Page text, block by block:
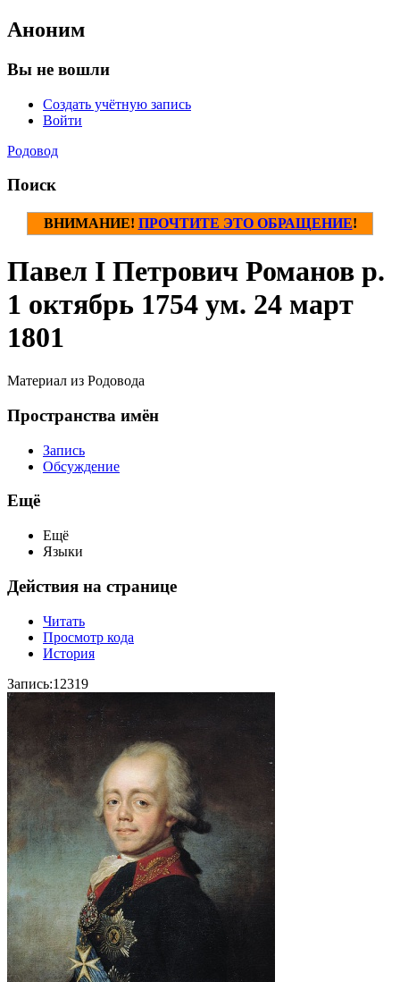
Аноним
Вы не вошли
Создать учётную запись
Войти
Родовод
Поиск
ВНИМАНИЕ! ПРОЧТИТЕ ЭТО ОБРАЩЕНИЕ!
Павел I Петрович Романов р.
1 октябрь 1754 ум. 24 март
1801
Материал из Родовода
Пространства имён
Запись
Обсуждение
Ещё
Ещё
Языки
Действия на странице
Читать
Просмотр кода
История
Запись:12319